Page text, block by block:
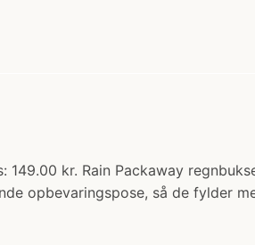
kr. Rain Packaway
opbevaringspose, så de fylder